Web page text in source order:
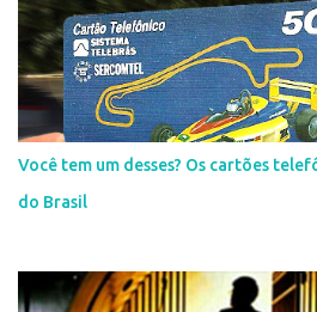
Você tem um desses? Os cartões
do Brasil